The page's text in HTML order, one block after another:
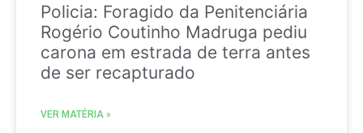
Policia: Foragido da Penitenciária
Rogério Coutinho Madruga pediu
carona em estrada de terra antes
de ser recapturado
VER MATÉRIA »